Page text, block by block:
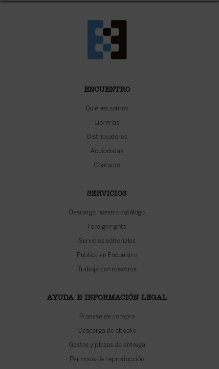
ENCUENTRO
Quiénes somos
Librerías
Distribuidores
Accionistas
Contacto
SERVICIOS
Descarga nuestro catálogo
Foreign rights
Servicios editoriales
Publica en Encuentro
Trabaja con nosotros
AYUDA E INFORMACIÓN LEGAL
Proceso de compra
Descarga de ebooks
Gastos y plazos de entrega
Permisos de reproducción